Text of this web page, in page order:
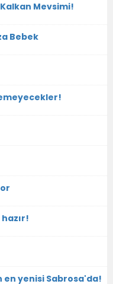
Mevsimi!
Bebek
en yenisi Sabrosa'da!